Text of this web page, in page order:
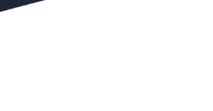
e edredons